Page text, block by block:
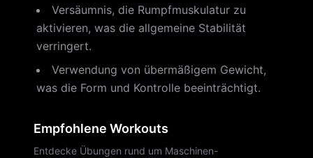
Versäumnis, die Rumpfmuskulatur zu
aktivieren, was die allgemeine Stabilität
verringert.
Verwendung von übermäßigem Gewicht,
was die Form und Kontrolle beeinträchtigt.
Empfohlene Workouts
Entdecke Übungen rund um Maschinen-